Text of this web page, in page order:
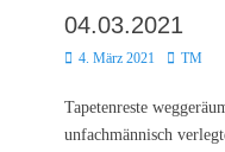
04.03.2021
Posted
4. März 2021 Autor
TM
Tapetenreste
unfachmännisch